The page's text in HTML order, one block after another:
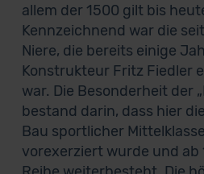
allem der 1500 gilt bis
Kennzeichnend war die
Niere, die bereits einige
Konstrukteur Fritz Fiedler
war. Die Besonderheit der
bestand darin, dass hier
Bau sportlicher
vorexerziert wurde und ab